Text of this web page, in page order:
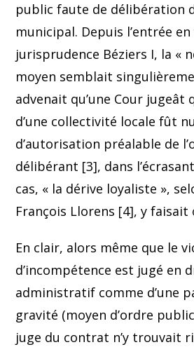
public faute de délibération
municipal. Depuis l’entrée
jurisprudence Béziers I, la «
moyen semblait
advenait qu’une Cour jugeât
d’une collectivité locale fût
d’autorisation préalable de
délibérant [3], dans
cas, « la dérive loyaliste »,
François Llorens [4], y faisait
En clair, alors même que le
d’incompétence est jugé en
administratif comme d’une
gravité (moyen d’ordre
juge du contrat n’y trouvait